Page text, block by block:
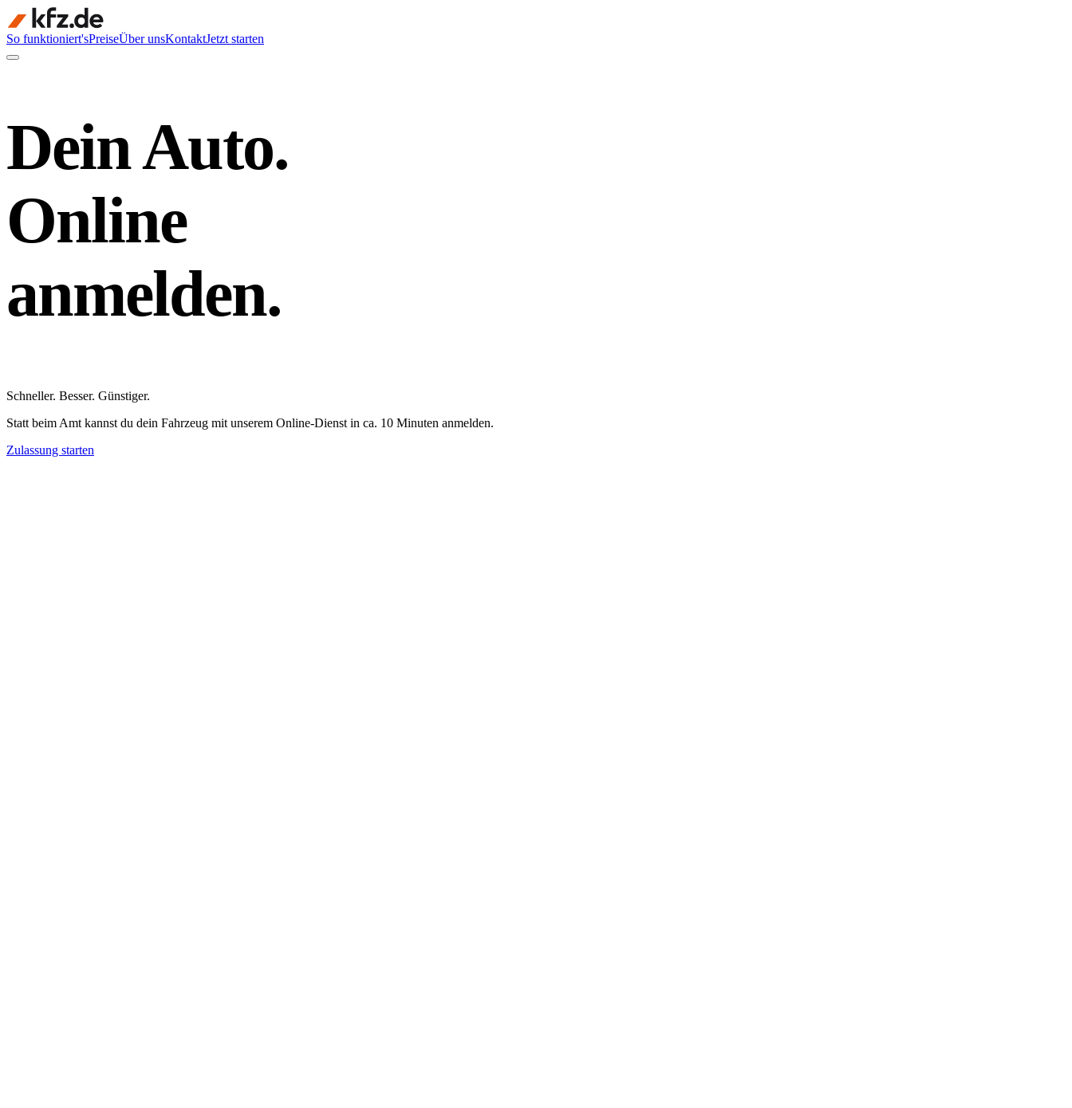
So funktioniert'sPreiseÜber unsKontaktJetzt starten
Dein Auto.
Online
anmelden.
Schneller. Besser. Günstiger.
Statt beim Amt kannst du dein Fahrzeug mit unserem Online-Dienst in ca. 10 Minuten anmelden.
Zulassung starten